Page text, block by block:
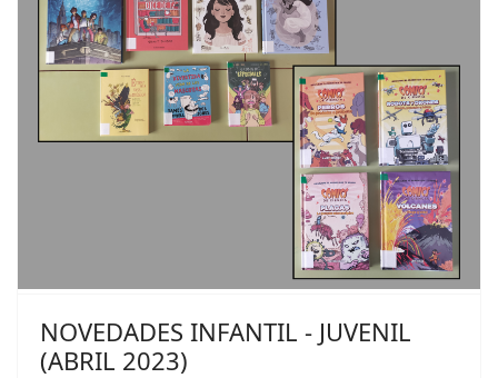
NOVEDADES INFANTIL - JUVENIL
(ABRIL 2023)